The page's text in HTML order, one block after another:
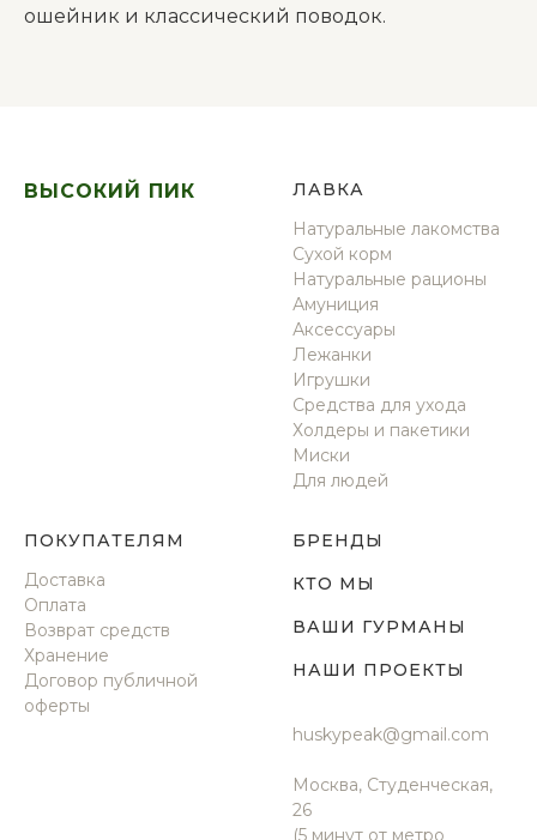
ошейник и классический поводок.
ВЫСОКИЙ ПИК ЛАВКА
Натуральные лакомства
Сухой корм
Натуральные рационы
Амуниция
Аксессуары
Лежанки
Игрушки
Средства для ухода
Холдеры и пакетики
Миски
Для людей
ПОКУПАТЕЛЯМ
Доставка
Оплата
Возврат средств
Хранение
Договор публичной
оферты
БРЕНДЫ
КТО МЫ
ВАШИ ГУРМАНЫ
НАШИ ПРОЕКТЫ
huskypeak@gmail.com
Москва, Студенческая,
26
(5 минут от метро